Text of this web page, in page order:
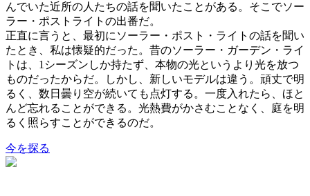
んでいた近所の人たちの話を聞いたことがある。そこでソー
ラー・ポストライトの出番だ。
正直に言うと、最初にソーラー・ポスト・ライトの話を聞い
たとき、私は懐疑的だった。昔のソーラー・ガーデン・ライ
トは、1シーズンしか持たず、本物の光というより光を放つ
ものだったからだ。しかし、新しいモデルは違う。頑丈で明
るく、数日曇り空が続いても点灯する。一度入れたら、ほと
んど忘れることができる。光熱費がかさむことなく、庭を明
るく照らすことができるのだ。
今を探る